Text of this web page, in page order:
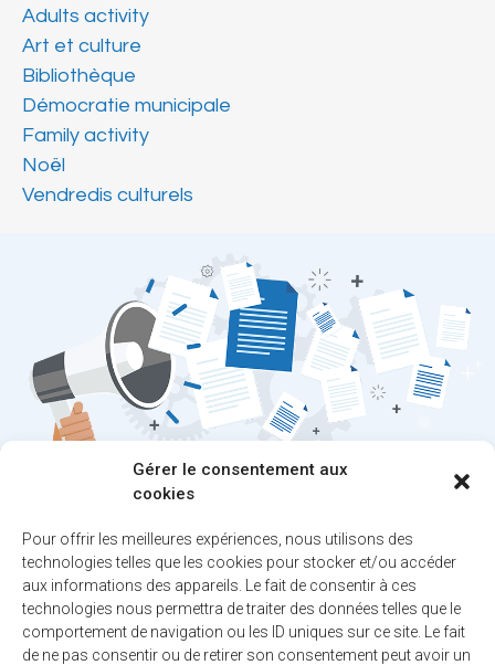
Gérer le consentement aux
cookies
Pour offrir les meilleures expériences, nous utilisons des
technologies telles que les cookies pour stocker et/ou accéder
aux informations des appareils. Le fait de consentir à ces
technologies nous permettra de traiter des données telles que le
comportement de navigation ou les ID uniques sur ce site. Le fait
de ne pas consentir ou de retirer son consentement peut avoir un
Adults activity
Art et culture
Bibliothèque
Démocratie municipale
Family activity
Noël
Vendredis culturels
Restez au courant
des dernières nouvelles!
Inscrivez-vous à notre infolettre et/ou au
service d’alertes.